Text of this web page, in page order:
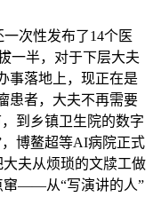
次性发布了14个医
一半，对于下层大夫
事落地上，现正在是
患者，大夫不再需要
到乡镇卫生院的数字
博鳌超等AI病院正式
夫从烦琐的文牍工做
窜——从“写演讲的人”